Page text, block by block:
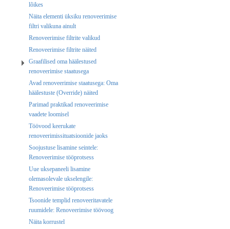
lõikes
Näita elementi üksiku renoveerimise
filtri valikuna ainult
Renoveerimise filtrite valikud
Renoveerimise filtrite näited
Graafilised oma häälestused
renoveerimise staatusega
Avad renoveerimise staatusega: Oma
häälestuste (Override) näited
Parimad praktikad renoveerimise
vaadete loomisel
Töövood keerukate
renoveerimissituatsioonide jaoks
Soojustuse lisamine seintele:
Renoveerimise tööprotsess
Uue uksepaneeli lisamine
olemasolevale ukselengile:
Renoveerimise tööprotsess
Tsoonide templid renoveeritavatele
ruumidele: Renoveerimise töövoog
Näita korrustel